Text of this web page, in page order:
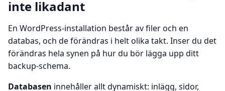
inte likadant
En WordPress-installation består av filer och en
databas, och de förändras i helt olika takt. Inser du det
förändras hela synen på hur du bör lägga upp ditt
backup-schema.
Databasen innehåller allt dynamiskt: inlägg, sidor,